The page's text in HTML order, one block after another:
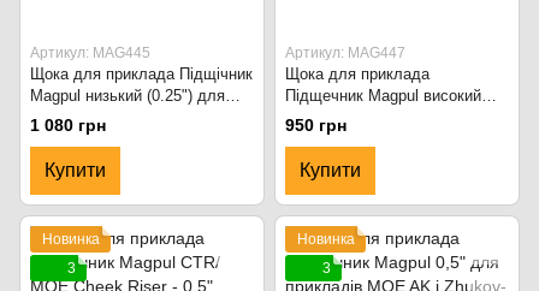
Артикул: MAG445
Щока для приклада Підщічник
Magpul низький (0.25") для
прикладів MOE AK і Zhukov-S
MAG445 Чорний
1 080 грн
Купити
Артикул: MAG447
Щока для приклада
Підщечник Magpul високий
(0.75") для прикладів MOE AK
та Zhukov-S MAG447 Чорний
950 грн
Купити
Новинка
3
Новинка
3